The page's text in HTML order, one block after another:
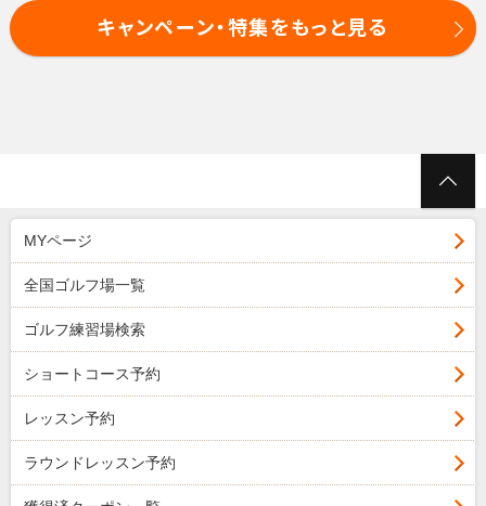
キャンペーン・特集をもっと見る
MYページ
全国ゴルフ場一覧
ゴルフ練習場検索
ショートコース予約
レッスン予約
ラウンドレッスン予約